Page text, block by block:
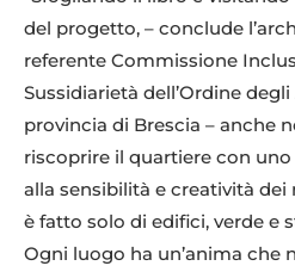
del progetto, – conclude
referente Commissione
Sussidiarietà dell’Ordine
provincia di Brescia – anche
riscoprire il quartiere con
alla sensibilità e creatività dei
è fatto solo di edifici, verde e
Ogni luogo ha un’anima che